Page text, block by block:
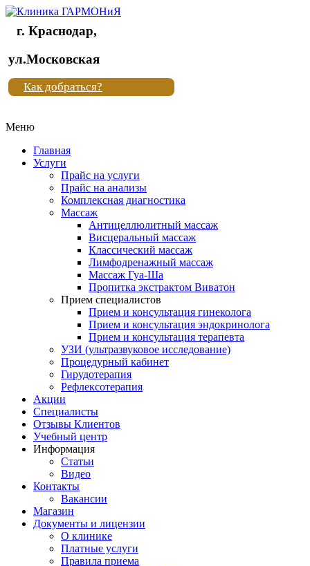
Клиника
"Новая
жизнь"
Клиника
жизнь"
г. Краснодар,
ул.Московская
Как добраться?
Меню
Главная
Услуги
Прайс на услуги
Прайс на анализы
Комплексная диагностика
Массаж
Антицеллюлитный массаж
Висцеральный массаж
Классический массаж
Лимфодренажный массаж
Массаж Гуа-Ша
Пропитка экстрактом Виватон
Прием специалистов
Прием и консультация гинеколога
Прием и консультация эндокринолога
Прием и консультация терапевта
УЗИ (ультразвуковое исследование)
Процедурный кабинет
Гирудотерапия
Рефлексотерапия
Акции
Специалисты
Отзывы Клиентов
Учебный центр
Информация
Статьи
Видео
Контакты
Вакансии
Магазин
Документы и лицензии
О клинике
Платные услуги
Правила приема